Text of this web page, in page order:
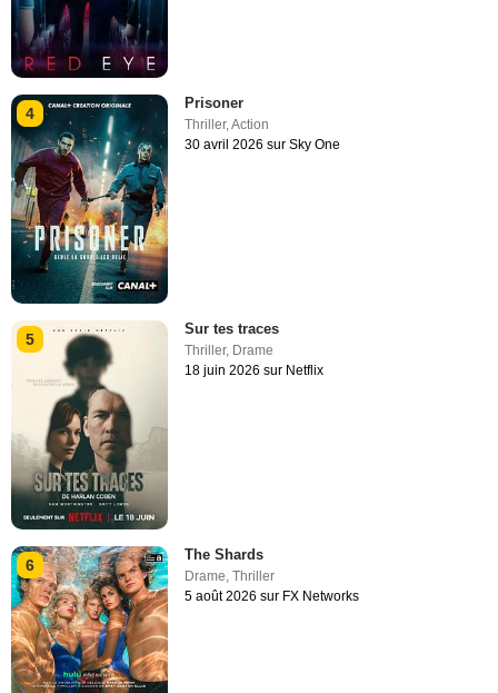
4
Prisoner
Thriller,Action
30 avril 2026 sur Sky One
5
Sur tes traces
Thriller, Drame
18 juin 2026 sur Netflix
6
The Shards
Drame,Thriller
5 août 2026 sur FX Networks